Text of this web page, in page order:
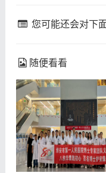
您可能还会对下
随便看看